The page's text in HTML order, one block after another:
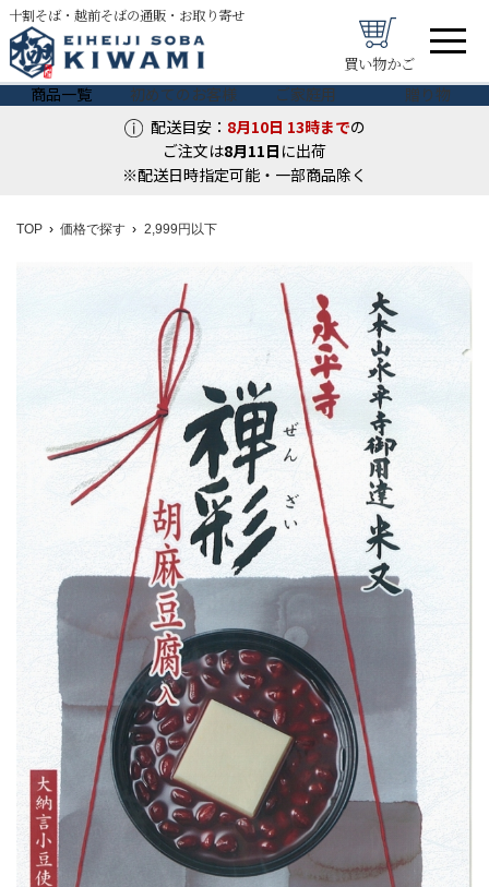
十割そば・越前そばの通販・お取り寄せ
買い物かご
商品一覧 初めてのお客様 ご家庭用
贈り物
配送目安： 8月10日 13時までの
ご注文は8月11日 に出荷
※配送日時指定可能・一部商品除く
TOP 価格で探す 2,999円以下